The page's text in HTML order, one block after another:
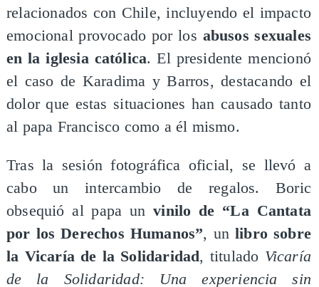
relacionados con Chile, incluyendo el impacto
emocional provocado por los abusos sexuales
en la iglesia católica. El presidente mencionó
el caso de Karadima y Barros, destacando el
dolor que estas situaciones han causado tanto
al papa Francisco como a él mismo.
Tras la sesión fotográfica oficial, se llevó a
cabo un intercambio de regalos. Boric
obsequió al papa unvinilo de “La Cantata
por los Derechos Humanos”, unlibro sobre
la Vicaría de la Solidaridad, titulado Vicaría
de la Solidaridad: Una experiencia sin